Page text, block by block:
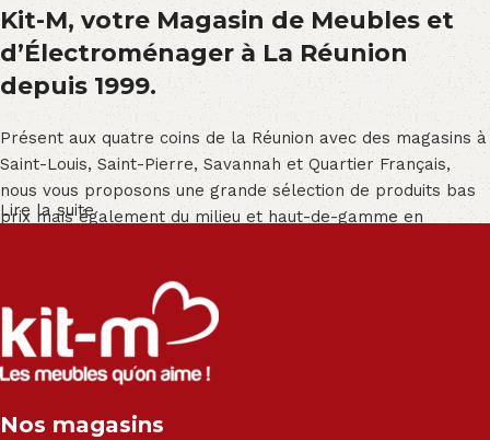
Kit-M, votre Magasin de Meubles et
d’Électroménager à La Réunion
depuis 1999.
Présent aux quatre coins de la Réunion avec des magasins à
Saint-Louis, Saint-Pierre, Savannah et Quartier Français,
nous vous proposons une grande sélection de produits bas
prix mais également du milieu et haut-de-gamme en
Salon angle - Salon convertible - Salon relax - Canapé -
Canapé lit - Cuisine sur-mesure - Fauteuil - Armoire - Table
et chaise - Meuble de salle de bain - Literie - Lit - Bureau -
Électroménager - Télévision led - Réfrigérateur -
- Matelas - Hifi Hitachi, LG, Sharp, Philips, Bosh, Moulinex,
Lire la suite
Nos magasins